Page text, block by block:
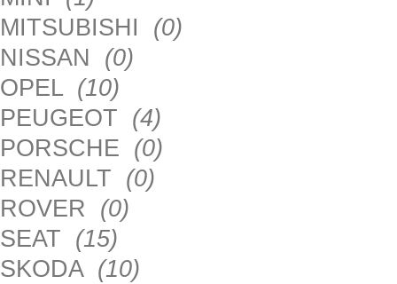
MITSUBISHI (0)
NISSAN (0)
OPEL (10)
PEUGEOT (4)
PORSCHE (0)
RENAULT (0)
ROVER (0)
SEAT (15)
SKODA (10)